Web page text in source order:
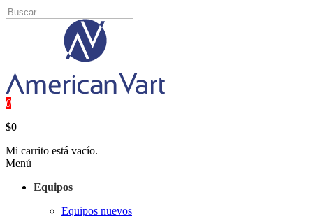
0
$0
Mi carrito está vacío.
Menú
Equipos
Equipos nuevos